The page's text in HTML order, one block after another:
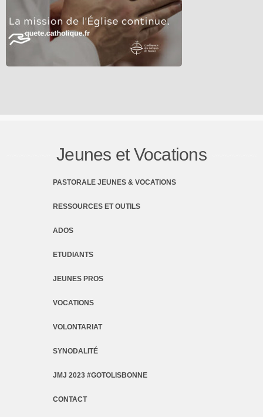
Jeunes et Vocations
PASTORALE JEUNES & VOCATIONS
RESSOURCES ET OUTILS
ADOS
ETUDIANTS
JEUNES PROS
VOCATIONS
VOLONTARIAT
SYNODALITÉ
JMJ 2023 #GOTOLISBONNE
CONTACT